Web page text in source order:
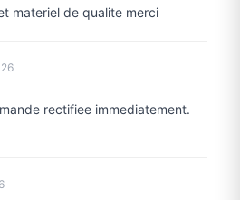
materiel de qualite merci
rectifiee immediatement.